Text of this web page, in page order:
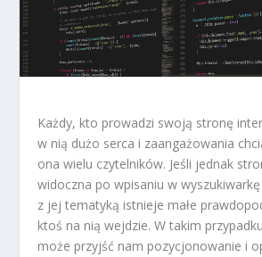
Każdy, kto prowadzi swoją stronę
w nią dużo serca i zaangażowania
ona wielu czytelników. Jeśli jednak
widoczna po wpisaniu w
z jej tematyką istnieje małe
ktoś na nią wejdzie. W takim
może przyjść nam pozycjonowanie i